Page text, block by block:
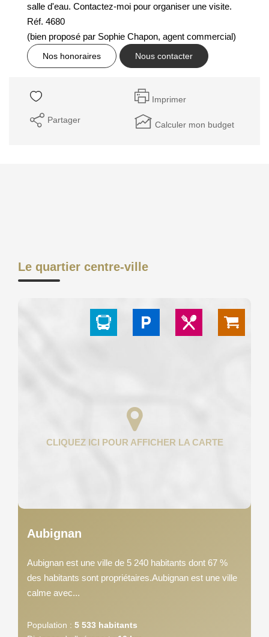
salle d'eau. Contactez-moi pour organiser une visite.
Réf. 4680
(bien proposé par Sophie Chapon, agent commercial)
Nos honoraires Nous contacter
Imprimer
Partager Calculer mon budget
Le quartier centre-ville
Aubignan
Aubignan est une ville de 5 240 habitants dont 67 %
des habitants sont propriétaires.Aubignan est une ville
calme avec...
Population : 5 533 habitants